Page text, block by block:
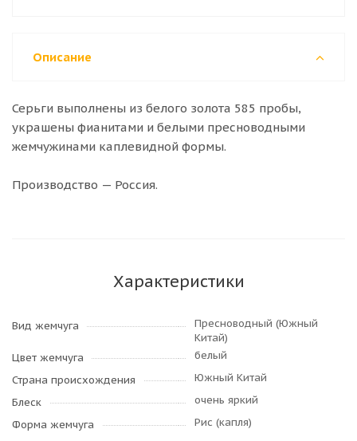
Описание
Серьги выполнены из белого золота 585 пробы,
украшены фианитами и белыми пресноводными
жемчужинами каплевидной формы.
Производство — Россия.
Характеристики
Вид жемчуга
Пресноводный (Южный
Китай)
Цвет жемчуга
белый
Страна происхождения
Южный Китай
Блеск
очень яркий
Форма жемчуга
Рис (капля)